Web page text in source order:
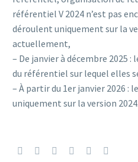
référentiel V 2024 n’est pas
déroulent uniquement sur la
actuellement,
– De janvier à décembre 2025
du référentiel sur lequel elles
– À partir du 1er janvier 2026 :
uniquement sur la version 2024.